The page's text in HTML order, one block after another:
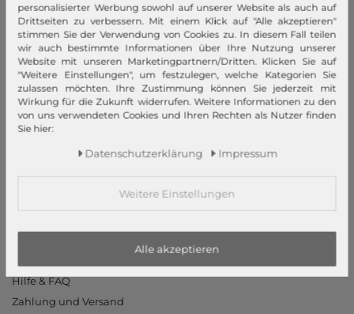
Datenschutzerklärung
Datenschutzeinstellungen
Barrierefreiheitserklärung
Jobs
Unsere Stores
Mein Konto
Hilfe & FAQ
Zahlung und Versand
personalisierter Werbung sowohl auf unserer Website als auch auf
Drittseiten zu verbessern. Mit einem Klick auf "Alle akzeptieren"
stimmen Sie der Verwendung von Cookies zu. In diesem Fall teilen
wir auch bestimmte Informationen über Ihre Nutzung unserer
Website mit unseren Marketingpartnern/Dritten. Klicken Sie auf
"Weitere Einstellungen", um festzulegen, welche Kategorien Sie
zulassen möchten. Ihre Zustimmung können Sie jederzeit mit
Wirkung für die Zukunft widerrufen. Weitere Informationen zu den
von uns verwendeten Cookies und Ihren Rechten als Nutzer finden
Sie hier:
Daten­schutz­erklärung Impressum
Weitere Einstellungen
Alle akzeptieren